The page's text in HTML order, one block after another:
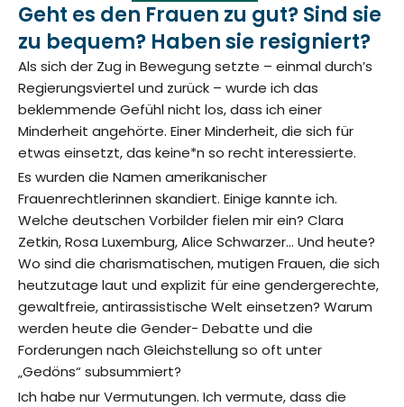
Geht es den Frauen zu gut? Sind sie
zu bequem? Haben sie resigniert?
Als sich der Zug in Bewegung setzte – einmal durch’s
Regierungsviertel und zurück – wurde ich das
beklemmende Gefühl nicht los, dass ich einer
Minderheit angehörte. Einer Minderheit, die sich für
etwas einsetzt, das keine*n so recht interessierte.
Es wurden die Namen amerikanischer
Frauenrechtlerinnen skandiert. Einige kannte ich.
Welche deutschen Vorbilder fielen mir ein? Clara
Zetkin, Rosa Luxemburg, Alice Schwarzer… Und heute?
Wo sind die charismatischen, mutigen Frauen, die sich
heutzutage laut und explizit für eine gendergerechte,
gewaltfreie, antirassistische Welt einsetzen? Warum
werden heute die Gender- Debatte und die
Forderungen nach Gleichstellung so oft unter
„Gedöns“ subsummiert?
Ich habe nur Vermutungen. Ich vermute, dass die